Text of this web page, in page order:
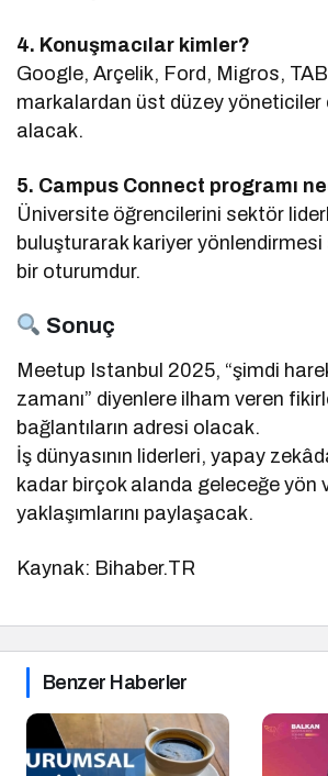
4. Konuşmacılar kimler?
Google, Arçelik, Ford, Migros, TAB
markalardan üst düzey yöneticiler
alacak.
5. Campus Connect programı
Üniversite öğrencilerini sektör
buluşturarak kariyer yönlendirmesi
bir oturumdur.
Sonuç
Meetup Istanbul 2025, “şimdi
zamanı” diyenlere ilham veren
bağlantıların adresi olacak.
İş dünyasının liderleri, yapay
kadar birçok alanda geleceğe yön
yaklaşımlarını paylaşacak.
Kaynak: Bihaber.TR
Benzer Haberler